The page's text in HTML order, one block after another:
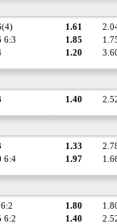
1.61
6:3 1.85
1.20
1.40
1.33
6:4 1.97
1.80
6:2 1.40